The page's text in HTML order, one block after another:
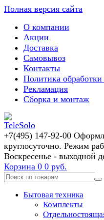
Полная версия сайта
О компании
Акции
Доставка
Самовывоз
Контакты
Политика
Рекламация
Сборка и монтаж
+7(495) 147-92-00
круглосуточно. Режим
Воскресенье - выходной
Корзина 0 0 руб.
Бытовая техника
Комплекты